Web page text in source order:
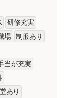
研修充実
場
制服あり
当が充実
あり